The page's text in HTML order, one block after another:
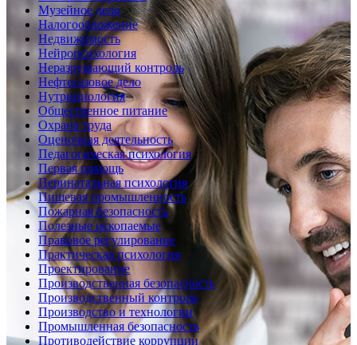
Музейное дело
Налогообложение
Недвижимость
Нейропсихология
Неразрушающий контроль
Нефтегазовое дело
Нутрициология
Общественное питание
Охрана труда
Оценочная деятельность
Педагогическая психология
Первая помощь
Перинатальная психология
Пищевая промышленность
Пожарная безопасность
Полезные ископаемые
Правовое регулирование
Практическая психология
Проектирование
Производственная безопасность
Производственный контроль
Производство и технологии
Промышленная безопасность
Противодействие коррупции